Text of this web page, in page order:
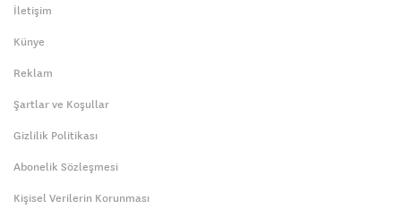
İletişim
Künye
Reklam
Şartlar ve Koşullar
Gizlilik Politikası
Abonelik Sözleşmesi
Kişisel Verilerin Korunması